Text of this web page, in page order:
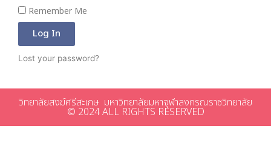
Remember Me
Log In
Lost your password?
วิทยาลัยสงฆ์ศรีสะเกษ มหาวิทยาลัยมหาจุฬาลงกรณราชวิทยาลัย
© 2024 ALL RIGHTS RESERVED​